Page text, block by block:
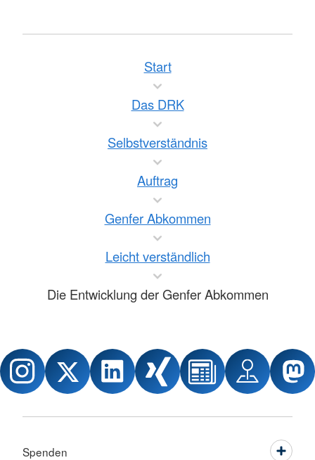
Start
Das DRK
Selbstverständnis
Auftrag
Genfer Abkommen
Leicht verständlich
Die Entwicklung der Genfer Abkommen
Spenden